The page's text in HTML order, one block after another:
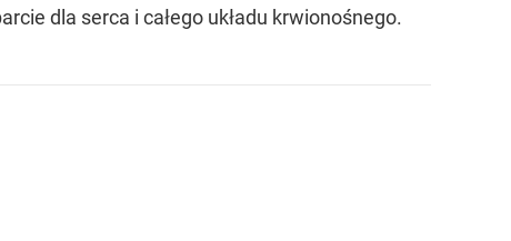
dla serca i całego układu krwionośnego.